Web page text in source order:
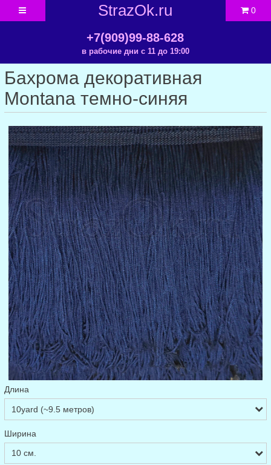
StrazOk.ru
+7(909)99-88-628
в рабочие дни с 11 до 19:00
0
Бахрома декоративная
Montana темно-синяя
Длина
Ширина